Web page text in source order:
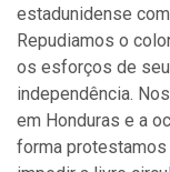
estadunidense
Repudiamos o
os esforços de
independência.
em Honduras e a
forma protestamos